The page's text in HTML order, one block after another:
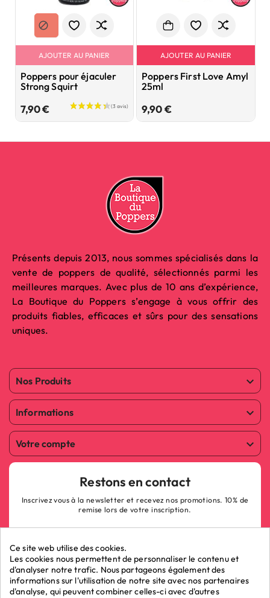
AJOUTER AU PANIER
Poppers pour éjaculer
Strong Squirt
7,90 €Prix
AJOUTER AU PANIER
Poppers First Love Amyl
25ml
9,90 €Prix
Présents depuis 2013, nous sommes spécialisés dans la
vente de poppers de qualité, sélectionnés parmi les
meilleures marques. Avec plus de 10 ans d’expérience,
La Boutique du Poppers s’engage à vous offrir des
produits fiables, efficaces et sûrs pour des sensations
uniques.
Nos Produits 
Informations 
Votre compte 
Restons en contact
Inscrivez vous à la newsletter et recevez nos promotions. 10% de
remise lors de votre inscription.
ok
Ce site web utilise des cookies.
Les cookies nous permettent de personnaliser le contenu et
d'analyser notre trafic. Nous partageons également des
informations sur l'utilisation de notre site avec nos partenaires
d'analyse, qui peuvent combiner celles-ci avec d'autres